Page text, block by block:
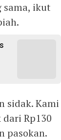
sama, ikut
sidak. Kami
Rp130
pasokan.